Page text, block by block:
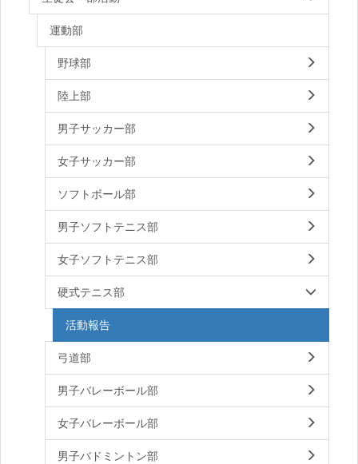
運動部
野球部
陸上部
男子サッカー部
女子サッカー部
ソフトボール部
男子ソフトテニス部
女子ソフトテニス部
硬式テニス部
活動報告
弓道部
男子バレーボール部
女子バレーボール部
男子バドミントン部